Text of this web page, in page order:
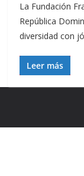
La Fundación
República
diversidad con
Leer más